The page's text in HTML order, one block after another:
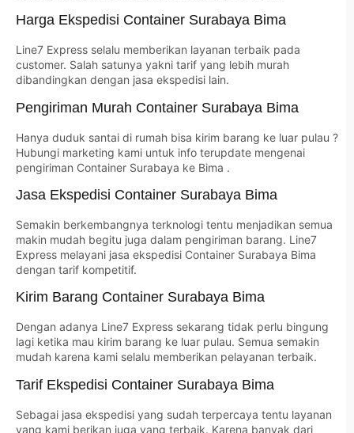
Harga Ekspedisi Container Surabaya Bima
Line7 Express selalu memberikan layanan terbaik pada
customer. Salah satunya yakni tarif yang lebih murah
dibandingkan dengan jasa ekspedisi lain.
Pengiriman Murah Container Surabaya Bima
Hanya duduk santai di rumah bisa kirim barang ke luar pulau ?
Hubungi marketing kami untuk info terupdate mengenai
pengiriman Container Surabaya ke Bima .
Jasa Ekspedisi Container Surabaya Bima
Semakin berkembangnya terknologi tentu menjadikan semua
makin mudah begitu juga dalam pengiriman barang. Line7
Express melayani jasa ekspedisi Container Surabaya Bima
dengan tarif kompetitif.
Kirim Barang Container Surabaya Bima
Dengan adanya Line7 Express sekarang tidak perlu bingung
lagi ketika mau kirim barang ke luar pulau. Semua semakin
mudah karena kami selalu memberikan pelayanan terbaik.
Tarif Ekspedisi Container Surabaya Bima
Sebagai jasa ekspedisi yang sudah terpercaya tentu layanan
yang kami berikan juga yang terbaik. Karena banyak dari